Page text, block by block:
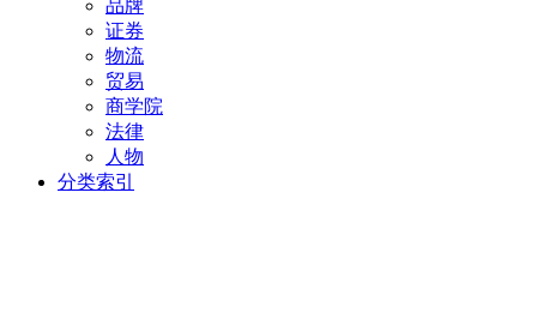
品牌
证券
物流
贸易
商学院
法律
人物
分类索引